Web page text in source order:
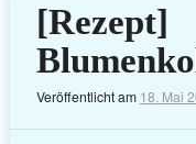
[Rezept]
Veröffentlicht am 18. Mai